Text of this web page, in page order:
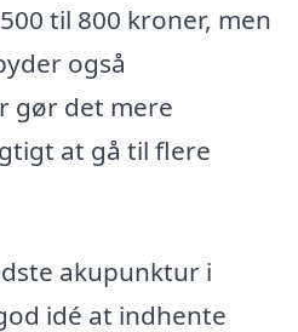
til 800 kroner, men
også
gør det mere
at gå til flere
akupunktur i
idé at indhente